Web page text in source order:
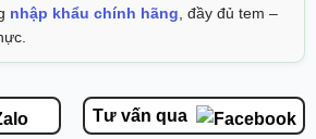
nhập khẩu chính hãng , đầy đủ tem –
Tư vấn qua